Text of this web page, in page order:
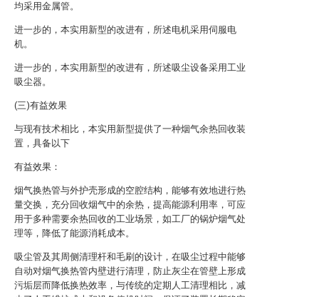
均采用金属管。
进一步的，本实用新型的改进有，所述电机采用伺服电
机。
进一步的，本实用新型的改进有，所述吸尘设备采用工业
吸尘器。
(三)有益效果
与现有技术相比，本实用新型提供了一种烟气余热回收装
置，具备以下
有益效果：
烟气换热管与外护壳形成的空腔结构，能够有效地进行热
量交换，充分回收烟气中的余热，提高能源利用率，可应
用于多种需要余热回收的工业场景，如工厂的锅炉烟气处
理等，降低了能源消耗成本。
吸尘管及其周侧清理杆和毛刷的设计，在吸尘过程中能够
自动对烟气换热管内壁进行清理，防止灰尘在管壁上形成
污垢层而降低换热效率，与传统的定期人工清理相比，减